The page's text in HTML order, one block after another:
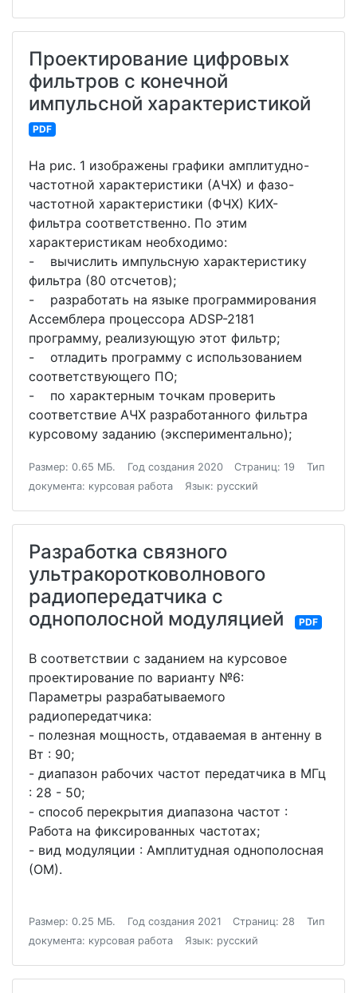
Проектирование цифровых
фильтров с конечной
импульсной характеристикой
PDF
На рис. 1 изображены графики амплитудно-
частотной характеристики (АЧХ) и фазо-
частотной характеристики (ФЧХ) КИХ-
фильтра соответственно. По этим
характеристикам необходимо:
- вычислить импульсную характеристику
фильтра (80 отсчетов);
- разработать на языке программирования
Ассемблера процессора ADSP-2181
программу, реализующую этот фильтр;
- отладить программу с использованием
соответствующего ПО;
- по характерным точкам проверить
соответствие АЧХ разработанного фильтра
курсовому заданию (экспериментально);
Размер: 0.65 МБ. Год создания 2020 Страниц: 19
Тип
документа: курсовая работа
Язык: русский
Разработка связного
ультракоротковолнового
радиопередатчика с
однополосной модуляцией
PDF
В соответствии с заданием на курсовое
проектирование по варианту №6:
Параметры разрабатываемого
радиопередатчика:
- полезная мощность, отдаваемая в антенну в
Вт : 90;
- диапазон рабочих частот передатчика в МГц
: 28 - 50;
- способ перекрытия диапазона частот :
Работа на фиксированных частотах;
- вид модуляции : Амплитудная однополосная
(ОМ).
Размер: 0.25 МБ. Год создания 2021 Страниц: 28
Тип
документа: курсовая работа
Язык: русский